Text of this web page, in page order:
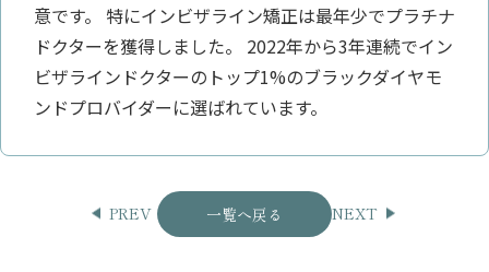
意です。 特にインビザライン矯正は最年少でプラチナ
ドクターを獲得しました。 2022年から3年連続でイン
ビザラインドクターのトップ1%のブラックダイヤモ
ンドプロバイダーに選ばれています。
PREV 一覧へ戻る NEXT